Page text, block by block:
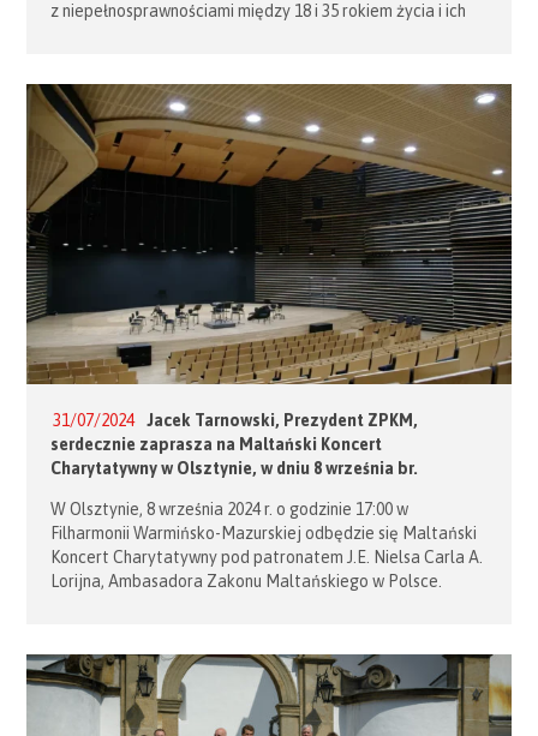
z niepełnosprawnościami między 18 i 35 rokiem życia i ich
do filmu […]
31/07/2024
Jacek Tarnowski, Prezydent ZPKM,
serdecznie zaprasza na Maltański Koncert
Charytatywny w Olsztynie, w dniu 8 września br.
W Olsztynie, 8 września 2024 r. o godzinie 17:00 w
Filharmonii Warmińsko-Mazurskiej odbędzie się Maltański
Koncert Charytatywny pod patronatem J.E. Nielsa Carla A.
Lorijna, Ambasadora Zakonu Maltańskiego w Polsce.
musicalu i rocku na jednej scenie. Wystąpią: Orkiestra
Symfoniczna Filharmonii Warmińsko-Mazurskiej, Dariusz
Stachura – tenor, Izabela Buchowska – wiolonczela
elektryczna, śpiew i Paulina Grochowska-Stekla […]